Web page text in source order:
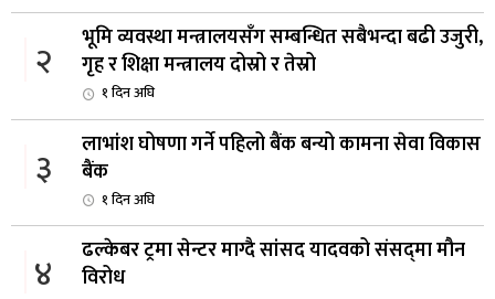
२
भूमि व्यवस्था मन्त्रालयसँग सम्बन्धित सबैभन्दा बढी उजुरी,
गृह र शिक्षा मन्त्रालय दोस्रो र तेस्रो
१ दिन अघि
३
लाभांश घोषणा गर्ने पहिलो बैंक बन्यो कामना सेवा विकास
बैंक
१ दिन अघि
४
ढल्केबर ट्रमा सेन्टर माग्दै सांसद यादवको संसद्‌मा मौन
विरोध